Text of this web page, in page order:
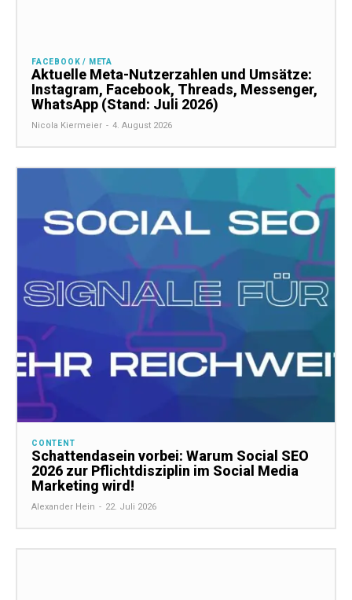
FACEBOOK / META
Aktuelle Meta-Nutzerzahlen und Umsätze:
Instagram, Facebook, Threads, Messenger,
WhatsApp (Stand: Juli 2026)
Nicola Kiermeier - 4. August 2026
CONTENT
Schattendasein vorbei: Warum Social SEO
2026 zur Pflichtdisziplin im Social Media
Marketing wird!
Alexander Hein - 22. Juli 2026